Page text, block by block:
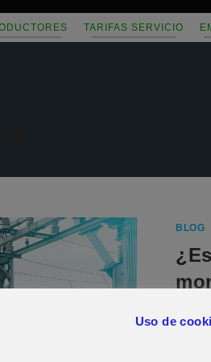
TARIFAS SERVICIO
BLOG
Hoy
Uso de